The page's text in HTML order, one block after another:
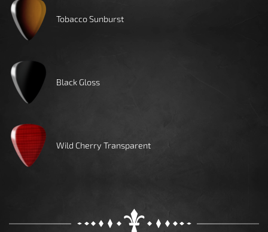
Tobacco Sunburst
Black Gloss
Wild Cherry Transparent